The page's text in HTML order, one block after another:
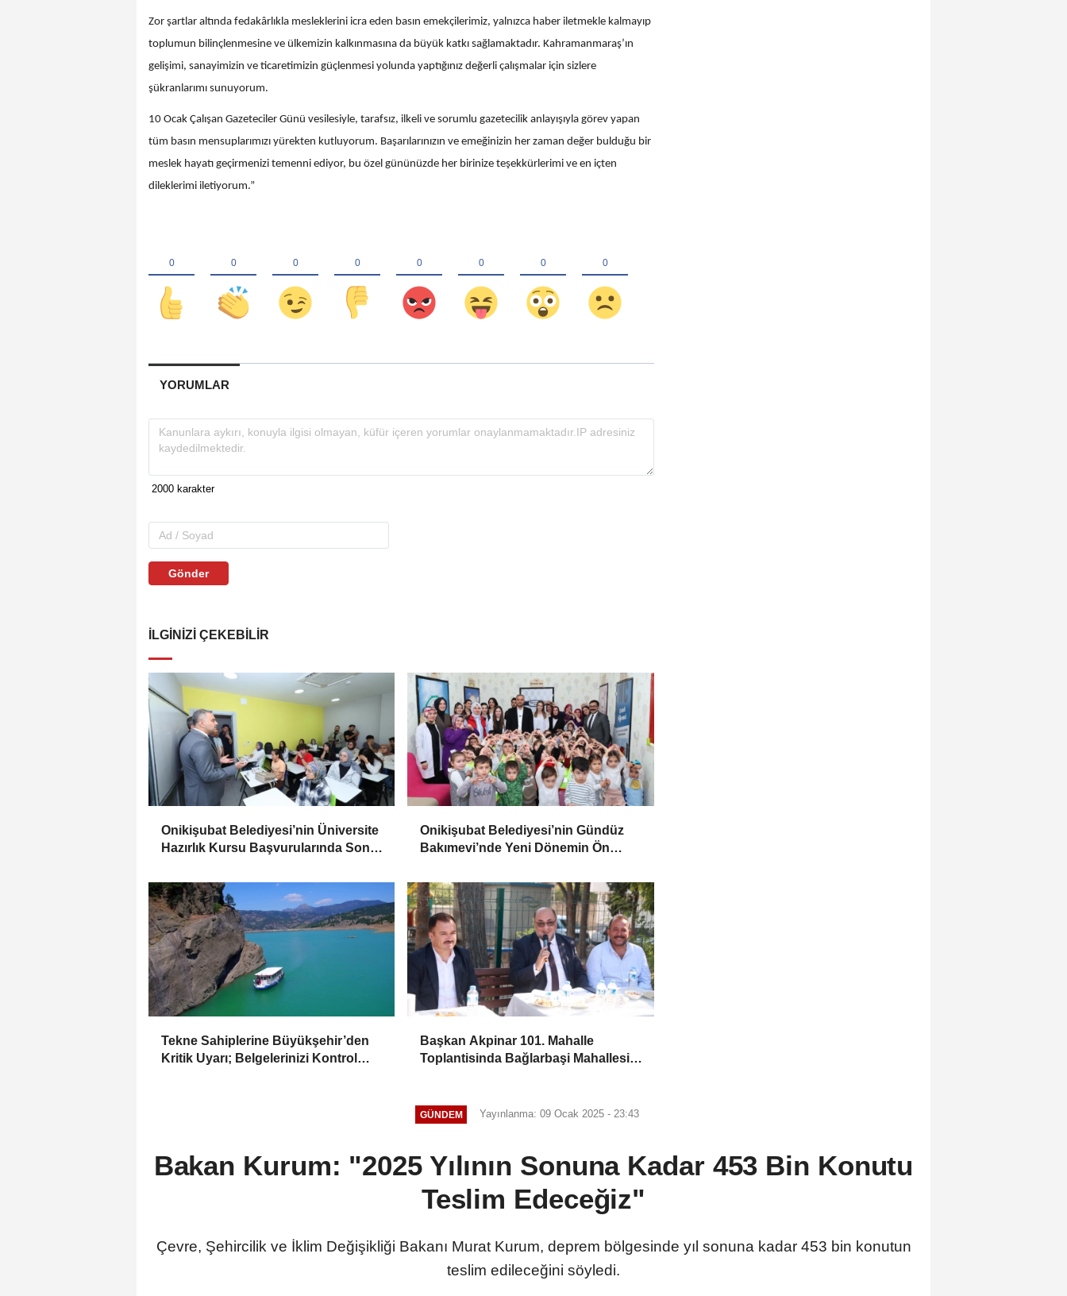
Zor şartlar altında fedakârlıkla mesleklerini icra eden basın emekçilerimiz, yalnızca haber iletmekle kalmayıp
toplumun bilinçlenmesine ve ülkemizin kalkınmasına da büyük katkı sağlamaktadır. Kahramanmaraş’ın
gelişimi, sanayimizin ve ticaretimizin güçlenmesi yolunda yaptığınız değerli çalışmalar için sizlere
şükranlarımı sunuyorum.
10 Ocak Çalışan Gazeteciler Günü vesilesiyle, tarafsız, ilkeli ve sorumlu gazetecilik anlayışıyla görev yapan
tüm basın mensuplarımızı yürekten kutluyorum. Başarılarınızın ve emeğinizin her zaman değer bulduğu bir
meslek hayatı geçirmenizi temenni ediyor, bu özel gününüzde her birinize teşekkürlerimi ve en içten
dileklerimi iletiyorum.”
YORUMLAR
Gönder
İLGINIZI ÇEKEBILIR
Onikişubat Belediyesi’nin Üniversite
Hazırlık Kursu Başvurularında Son
Onikişubat Belediyesi’nin Gündüz
Bakımevi’nde Yeni Dönemin Ön
Tekne Sahiplerine Büyükşehir’den
Kritik Uyarı; Belgelerinizi Kontrol
Başkan Akpinar 101. Mahalle
Toplantisinda Bağlarbaşi Mahallesi
GÜNDEM Yayınlanma: 09 Ocak 2025 - 23:43
Bakan Kurum: "2025 Yılının Sonuna Kadar 453 Bin Konutu
Teslim Edeceğiz"
Çevre, Şehircilik ve İklim Değişikliği Bakanı Murat Kurum, deprem bölgesinde yıl sonuna kadar 453 bin konutun
teslim edileceğini söyledi.